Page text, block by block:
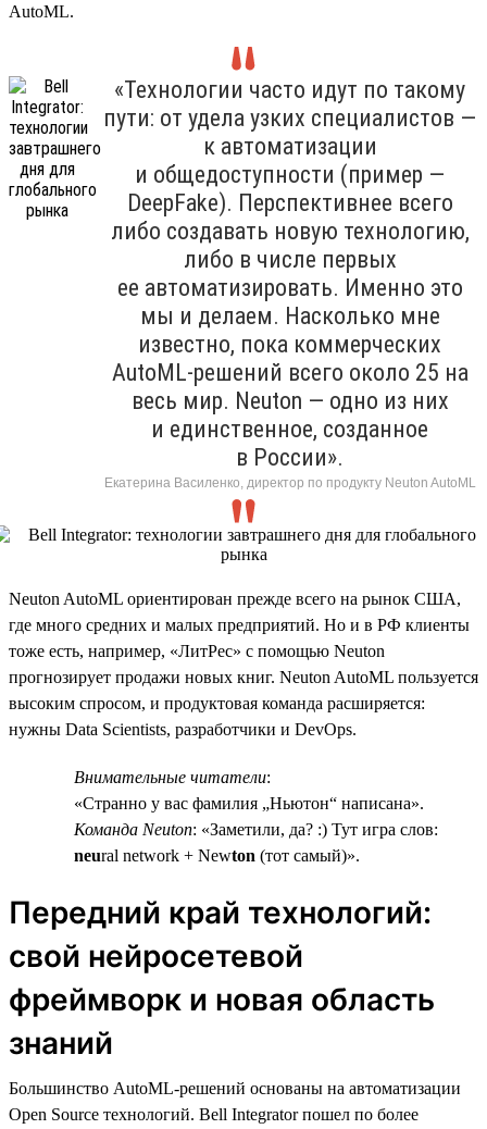
AutoML.
«Технологии часто идут по такому
пути: от удела узких специалистов —
к автоматизации
и общедоступности (пример —
DeepFake). Перспективнее всего
либо создавать новую технологию,
либо в числе первых
ее автоматизировать. Именно это
мы и делаем. Насколько мне
известно, пока коммерческих
AutoML-решений всего около 25 на
весь мир. Neuton — одно из них
и единственное, созданное
в России».
Екатерина Василенко, директор по продукту Neuton AutoML
Neuton AutoML ориентирован прежде всего на рынок США,
где много средних и малых предприятий. Но и в РФ клиенты
тоже есть, например, «ЛитРес» с помощью Neuton
прогнозирует продажи новых книг. Neuton AutoML пользуется
высоким спросом, и продуктовая команда расширяется:
нужны Data Scientists, разработчики и DevOps.
Внимательные читатели:
«Странно у вас фамилия „Ньютон“ написана».
Команда Neuton: «Заметили, да? :) Тут игра слов:
neural network + Newton (тот самый)».
Передний край технологий:
свой нейросетевой
фреймворк и новая область
знаний
Большинство AutoML-решений основаны на автоматизации
Open Source технологий. Bell Integrator пошел по более